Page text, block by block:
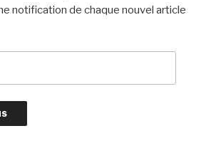
notification de chaque nouvel article